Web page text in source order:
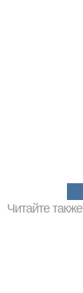
Читайте также